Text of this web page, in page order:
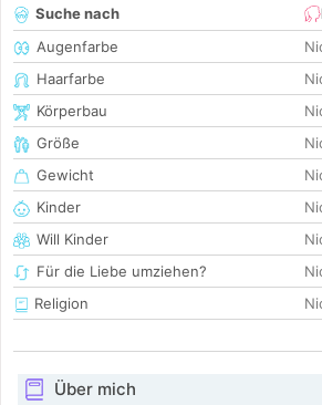
Suche nach
Augenfarbe
Haarfarbe
Körperbau
Größe
Gewicht
Kinder
Will Kinder
Für die Liebe umziehen?
Religion
Über mich